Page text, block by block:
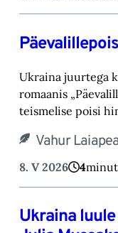
Ukraina juurtega
romaanis
teismelise poisi
Vahur
8. V 2026 4
Ukraina